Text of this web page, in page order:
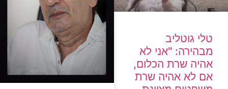
טלי גוטליב
מבהירה: "אני לא
אהיה שרת הכלום,
אם לא אהיה שרת